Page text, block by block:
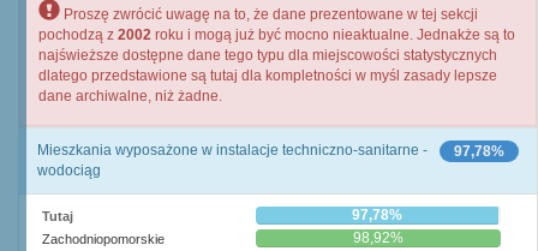
Proszę zwrócić uwagę na to, że dane prezentowane w tej sekcji
pochodzą z 2002 roku i mogą już być mocno nieaktualne. Jednakże są to
najświeższe dostępne dane tego typu dla miejscowości statystycznych
dlatego przedstawione są tutaj dla kompletności w myśl zasady lepsze
dane archiwalne, niż żadne.
97,78%
Mieszkania wyposażone w instalacje techniczno-sanitarne -
wodociąg
Tutaj 97,78%
Zachodniopomorskie 98,92%